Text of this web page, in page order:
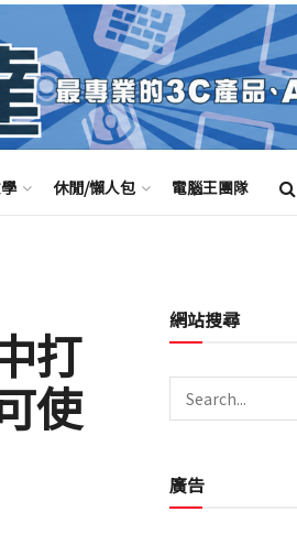
休閒/懶人包 電腦王團隊
打
使
網站搜尋
廣告